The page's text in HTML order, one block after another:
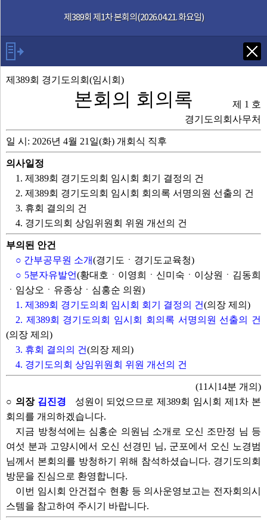
제389회 제1차 본회의(2026.04.21. 화요일)
Tab키로 다음 검색
안건
부록
제389회 회의록
영상회의록
제389회 경기도의회(임시회)
본회의 회의록
제 1 호
경기도의회사무처
일 시: 2026년 4월 21일(화) 개회식 직후
의사일정
1. 제389회 경기도의회 임시회 회기 결정의 건
2. 제389회 경기도의회 임시회 회의록 서명의원 선출의 건
3. 휴회 결의의 건
4. 경기도의회 상임위원회 위원 개선의 건
부의된 안건
○ 간부공무원 소개(경기도ㆍ경기도교육청)
○ 5분자유발언(황대호ㆍ이영희ㆍ신미숙ㆍ이상원ㆍ김동희
ㆍ임상오ㆍ유종상ㆍ심홍순 의원)
1. 제389회 경기도의회 임시회 회기 결정의 건(의장 제의)
2. 제389회 경기도의회 임시회 회의록 서명의원 선출의 건
(의장 제의)
3. 휴회 결의의 건(의장 제의)
4. 경기도의회 상임위원회 위원 개선의 건
(11시14분 개의)
○ 의장 김진경
성원이 되었으므로 제389회 임시회 제1차 본
회의를 개의하겠습니다.
지금 방청석에는 심홍순 의원님 소개로 오신 조만정 님 등
여섯 분과 고양시에서 오신 선경민 님, 군포에서 오신 노경범
님께서 본회의를 방청하기 위해 참석하셨습니다. 경기도의회
방문을 진심으로 환영합니다.
이번 임시회 안건접수 현황 등 의사운영보고는 전자회의시
스템을 참고하여 주시기 바랍니다.